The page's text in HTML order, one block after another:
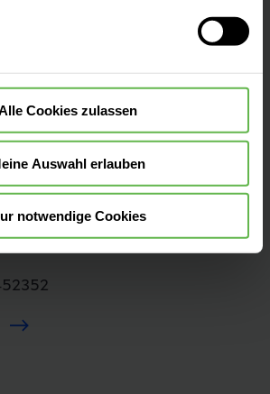
Cookies zulassen
Auswahl erlauben
notwendige Cookies
69